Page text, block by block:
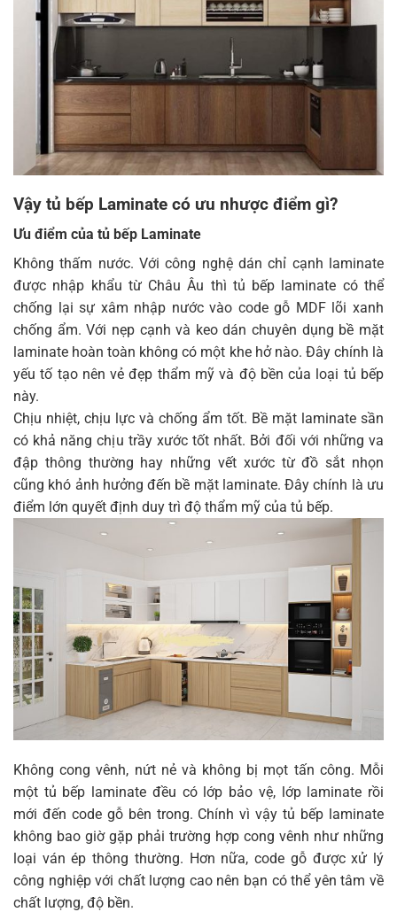
Vậy tủ bếp Laminate có ưu nhược điểm gì?
Ưu điểm của tủ bếp Laminate
Không thấm nước. Với công nghệ dán chỉ cạnh laminate
được nhập khẩu từ Châu Âu thì tủ bếp laminate có thể
chống lại sự xâm nhập nước vào code gỗ MDF lõi xanh
chống ẩm. Với nẹp cạnh và keo dán chuyên dụng bề mặt
laminate hoàn toàn không có một khe hở nào. Đây chính là
yếu tố tạo nên vẻ đẹp thẩm mỹ và độ bền của loại tủ bếp
này.
Chịu nhiệt, chịu lực và chống ẩm tốt. Bề mặt laminate sần
có khả năng chịu trầy xước tốt nhất. Bởi đối với những va
đập thông thường hay những vết xước từ đồ sắt nhọn
cũng khó ảnh hưởng đến bề mặt laminate. Đây chính là ưu
điểm lớn quyết định duy trì độ thẩm mỹ của tủ bếp.
Không cong vênh, nứt nẻ và không bị mọt tấn công. Mỗi
một tủ bếp laminate đều có lớp bảo vệ, lớp laminate rồi
mới đến code gỗ bên trong. Chính vì vậy tủ bếp laminate
không bao giờ gặp phải trường hợp cong vênh như những
loại ván ép thông thường. Hơn nữa, code gỗ được xử lý
công nghiệp với chất lượng cao nên bạn có thể yên tâm về
chất lượng, độ bền.